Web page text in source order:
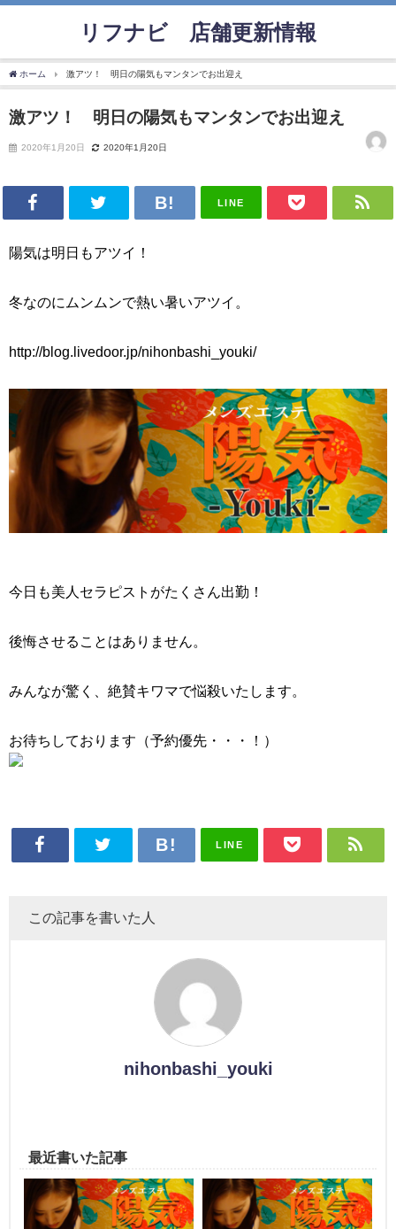
リフナビ®店舗更新情報
ホーム 激アツ！ 明日の陽気もマンタンでお出迎え
激アツ！ 明日の陽気もマンタンでお出迎え
2020年1月20日 2020年1月20日
LINE
陽気は明日もアツイ！
冬なのにムンムンで熱い暑いアツイ。
http://blog.livedoor.jp/nihonbashi_youki/
今日も美人セラピストがたくさん出勤！
後悔させることはありません。
みんなが驚く、絶賛キワマで悩殺いたします。
お待ちしております（予約優先・・・！）
LINE
この記事を書いた人
nihonbashi_youki
最近書いた記事